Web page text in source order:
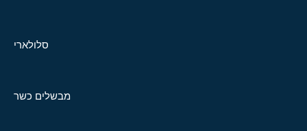
סלולארי
מבשלים כשר